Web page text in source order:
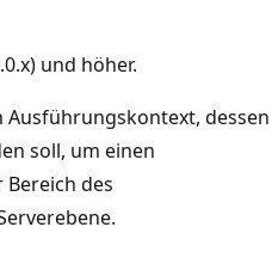
und höher.
Ausführungskontext, dessen
soll, um einen
des